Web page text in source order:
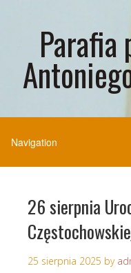
Parafia
26 sierpnia
25 sierpnia 2025 by